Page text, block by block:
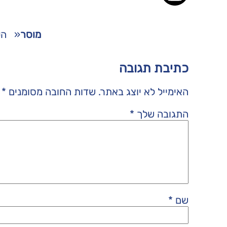
מוסר«
כתיבת תגובה
האימייל לא יוצג באתר. שדות החובה מסומנים *
התגובה שלך *
שם *